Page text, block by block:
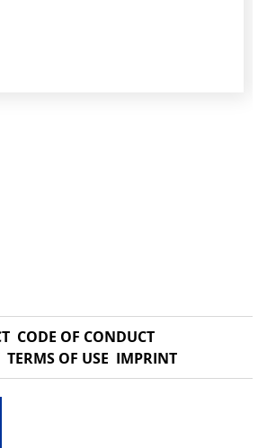
CODE OF CONDUCT
TERMS OF USE IMPRINT